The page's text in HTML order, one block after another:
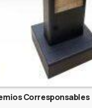
Corresponsables